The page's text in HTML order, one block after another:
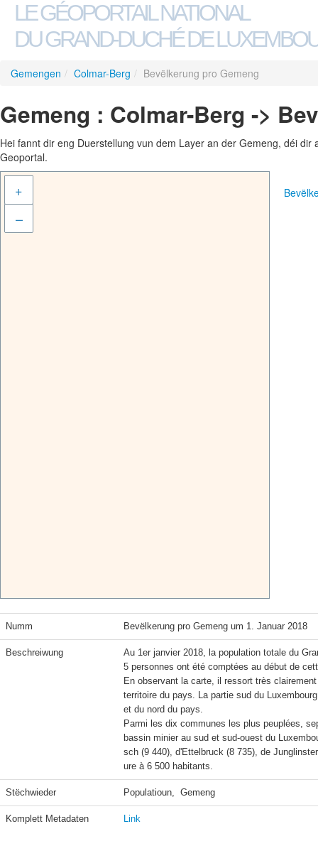
LE GÉOPORTAIL NATIONAL
DU GRAND-DUCHÉ DE
Gemengen / Colmar-Berg / Bevëlkerung pro Gemeng
Gemeng : Colmar-Berg ->
Hei fannt dir eng Duerstellung vun dem Layer an der Gemeng, déi
Geoportal.
+
–
Numm Bevëlkerung pro Gemeng um 1. Januar 2018
Beschreiwung
Au 1er janvier 2018, la population totale du
5 personnes ont été comptées au début de
En observant la carte, il ressort très
territoire du pays. La partie sud du
et du nord du pays.
Parmi les dix communes les plus peuplées,
bassin minier au sud et sud-ouest du
sch (9 440), d'Ettelbruck (8 735), de
ure à 6 500 habitants.
Stëchwieder Populatioun,  Gemeng
Komplett Metadaten Link